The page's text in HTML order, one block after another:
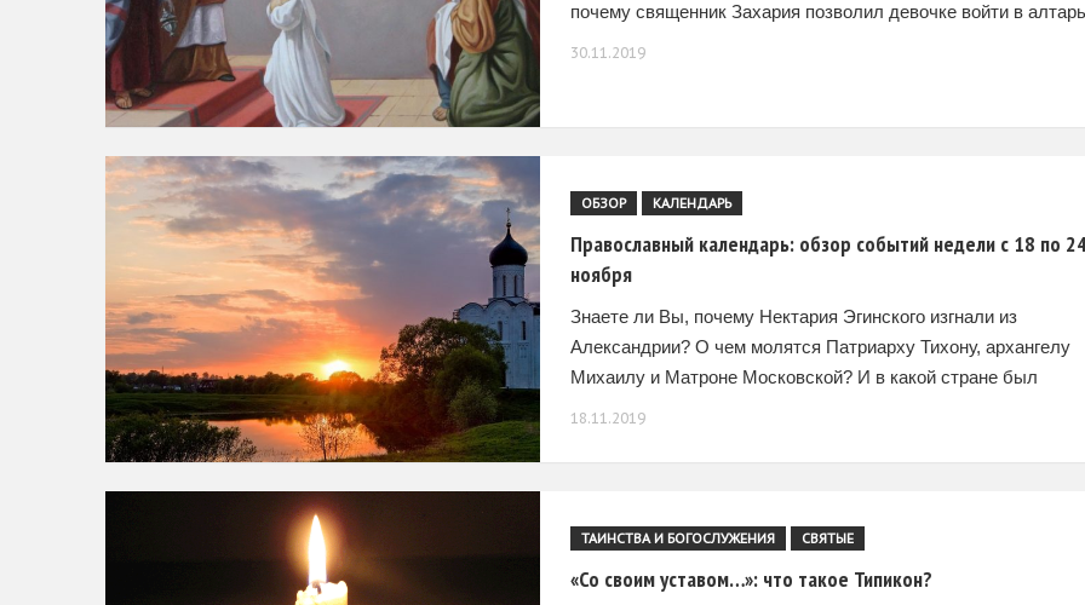
почему священник Захария позволил девочке войти в алтарь
30.11.2019
ОБЗОР КАЛЕНДАРЬ
Православный календарь: обзор событий недели с 18 по
ноября
Знаете ли Вы, почему Нектария Эгинского изгнали из
Александрии? О чем молятся Патриарху Тихону, архангелу
Михаилу и Матроне Московской? И в какой стране был
18.11.2019
ТАИНСТВА И БОГОСЛУЖЕНИЯ СВЯТЫЕ
«Со своим уставом…»: что такое Типикон?